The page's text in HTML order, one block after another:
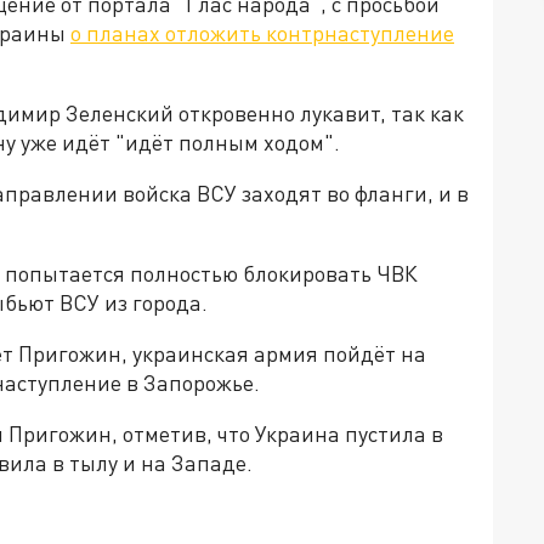
о планах отложить контрнаступление
Зеленский откровенно лукавит, так как
уже идёт "идёт полным ходом".
войска ВСУ заходят во фланги, и в
полностью блокировать ЧВК
ВСУ из города.
Пригожин, украинская армия пойдёт на
в Запорожье.
отметив, что Украина пустила в
в тылу и на Западе.